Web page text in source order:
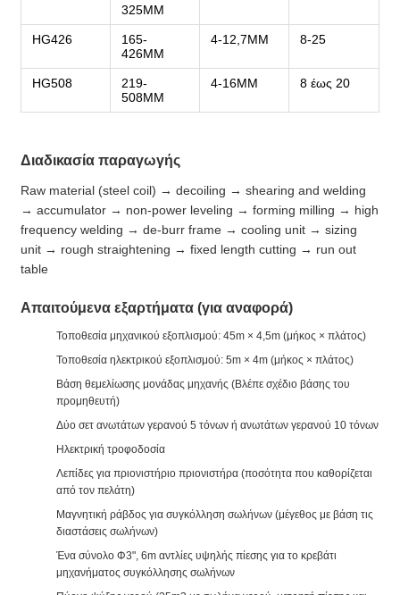
325MM
HG426
165-
426MM
4-12,7MM 8-25
HG508
219-
508MM
4-16MM 8 έως 20
Διαδικασία παραγωγής
Raw material (steel coil) → decoiling → shearing and welding
→ accumulator → non-power leveling → forming milling → high
frequency welding → de-burr frame → cooling unit → sizing
unit → rough straightening → fixed length cutting → run out
table
Απαιτούμενα εξαρτήματα (για αναφορά)
Τοποθεσία μηχανικού εξοπλισμού: 45m × 4,5m (μήκος × πλάτος)
Τοποθεσία ηλεκτρικού εξοπλισμού: 5m × 4m (μήκος × πλάτος)
Βάση θεμελίωσης μονάδας μηχανής (Βλέπε σχέδιο βάσης του
προμηθευτή)
Δύο σετ ανωτάτων γερανού 5 τόνων ή ανωτάτων γερανού 10 τόνων
Ηλεκτρική τροφοδοσία
Λεπίδες για πριονιστήριο πριονιστήρα (ποσότητα που καθορίζεται
από τον πελάτη)
Μαγνητική ράβδος για συγκόλληση σωλήνων (μέγεθος με βάση τις
διαστάσεις σωλήνων)
Ένα σύνολο Φ3", 6m αντλίες υψηλής πίεσης για το κρεβάτι
μηχανήματος συγκόλλησης σωλήνων